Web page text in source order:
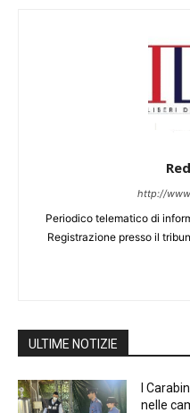
http://
Periodico telematico di
Registrazione presso il
ULTIME NOTIZIE
I
nelle